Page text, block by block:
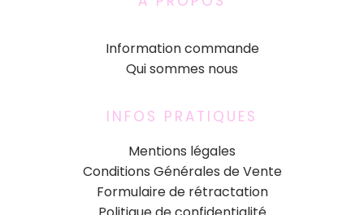
Information commande
Qui sommes nous
INFOS PRATIQUES
Mentions légales
Conditions Générales de Vente
Formulaire de rétractation